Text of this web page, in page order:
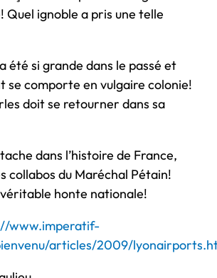
ignoble a pris une telle
été si grande dans le passé et
se comporte en vulgaire colonie!
doit se retourner dans sa
dans l’histoire de France,
collabos du Maréchal Pétain!
honte nationale!
www.imperatif-
articles/2009/